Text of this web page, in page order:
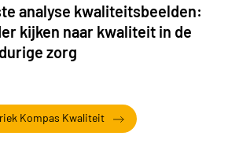
analyse kwaliteitsbeelden:
kijken naar kwaliteit in de
zorg
Kompas Kwaliteit